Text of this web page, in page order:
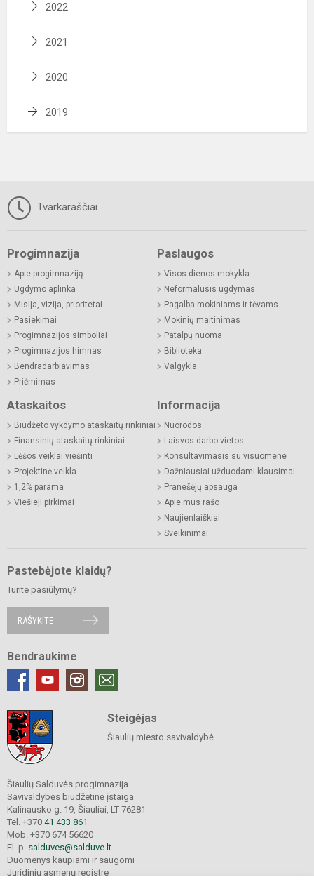
2022
2021
2020
2019
Tvarkaraščiai
Progimnazija
Apie progimnaziją
Ugdymo aplinka
Misija, vizija, prioritetai
Pasiekimai
Progimnazijos simboliai
Progimnazijos himnas
Bendradarbiavimas
Priėmimas
Paslaugos
Visos dienos mokykla
Neformalusis ugdymas
Pagalba mokiniams ir tėvams
Mokinių maitinimas
Patalpų nuoma
Biblioteka
Valgykla
Ataskaitos
Biudžeto vykdymo ataskaitų rinkiniai
Finansinių ataskaitų rinkiniai
Lėšos veiklai viešinti
Projektinė veikla
1,2% parama
Viešieji pirkimai
Informacija
Nuorodos
Laisvos darbo vietos
Konsultavimasis su visuomene
Dažniausiai užduodami klausimai
Pranešėjų apsauga
Apie mus rašo
Naujienlaiškiai
Sveikinimai
Pastebėjote klaidų?
Turite pasiūlymų?
RAŠYKITE
Bendraukime
Steigėjas
Šiaulių miesto savivaldybė
Šiaulių Salduvės progimnazija
Savivaldybės biudžetinė įstaiga
Kalinausko g. 19, Šiauliai, LT-76281
Tel. +370 41 433 861
Mob. +370 674 56620
El. p. salduves@salduve.lt
Duomenys kaupiami ir saugomi
Juridinių asmenų registre